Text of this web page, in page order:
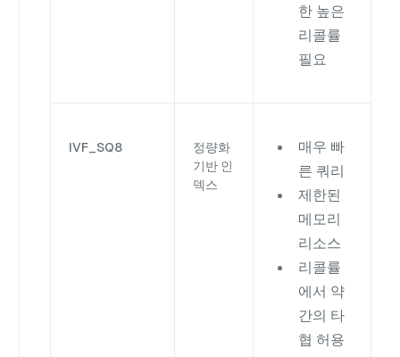
한 높은
리콜률
필요
IVF_SQ8
정량화
기반 인
덱스
매우 빠
른 쿼리
제한된
메모리
리소스
리콜률
에서 약
간의 타
협 허용